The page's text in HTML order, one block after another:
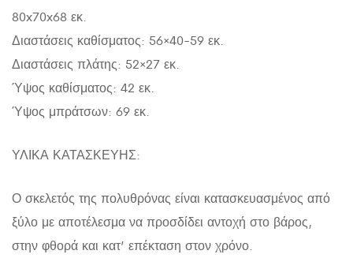
80x70x68 εκ.
Διαστάσεις καθίσματος: 56×40-59 εκ.
Διαστάσεις πλάτης: 52×27 εκ.
Ύψος καθίσματος: 42 εκ.
Ύψος μπράτσων: 69 εκ.
ΥΛΙΚΑ ΚΑΤΑΣΚΕΥΗΣ:
Ο σκελετός της πολυθρόνας είναι κατασκευασμένος από
ξύλο με αποτέλεσμα να προσδίδει αντοχή στο βάρος,
στην φθορά και κατ’ επέκταση στον χρόνο.